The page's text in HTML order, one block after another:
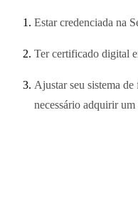
Estar credenciada na
Ter certificado digital
Ajustar seu sistema
necessário adquirir um